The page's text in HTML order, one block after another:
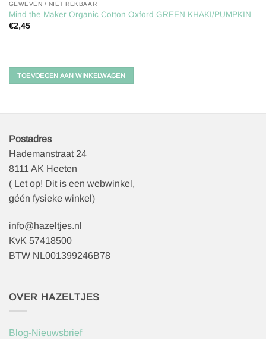
GEWEVEN / NIET REKBAAR
Mind the Maker Organic Cotton Oxford GREEN KHAKI/PUMPKIN
€2,45
TOEVOEGEN AAN WINKELWAGEN
Postadres
Hademanstraat 24
8111 AK Heeten
( Let op! Dit is een webwinkel,
géén fysieke winkel)
info@hazeltjes.nl
KvK 57418500
BTW NL001399246B78
OVER HAZELTJES
Blog-Nieuwsbrief